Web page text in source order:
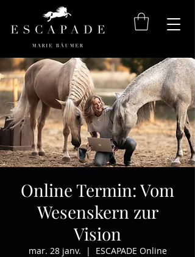
Online Termin: Vom
Wesenskern zur
Vision
mar. 28 janv.
  |
ESCAPADE Online